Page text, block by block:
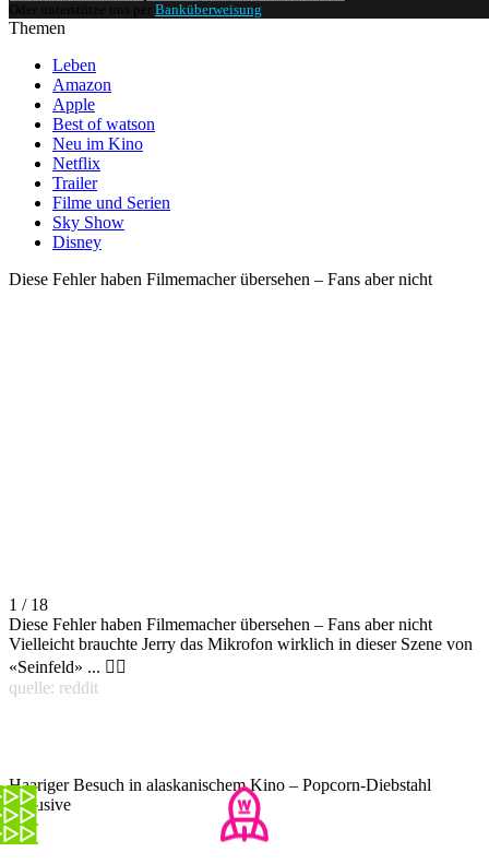
Oder unterstütze uns per Banküberweisung
Themen
Leben
Amazon
Apple
Best of watson
Neu im Kino
Netflix
Trailer
Filme und Serien
Sky Show
Disney
Diese Fehler haben Filmemacher übersehen – Fans aber nicht
1 / 18
Diese Fehler haben Filmemacher übersehen – Fans aber nicht
Vielleicht brauchte Jerry das Mikrofon wirklich in dieser Szene von
«Seinfeld» ... 🤷‍♀️
quelle: reddit
Haariger Besuch in alaskanischem Kino – Popcorn-Diebstahl
inklusive